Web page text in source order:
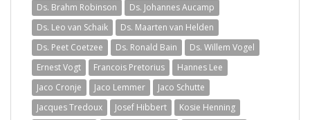
Ds. Brahm Robinson
Ds. Johannes Aucamp
Ds. Leo van Schaik
Ds. Maarten van Helden
Ds. Peet Coetzee
Ds. Ronald Bain
Ds. Willem Vogel
Ernest Vogt
Francois Pretorius
Hannes Lee
Jaco Cronje
Jaco Lemmer
Jaco Schutte
Jacques Tredoux
Josef Hibbert
Kosie Henning